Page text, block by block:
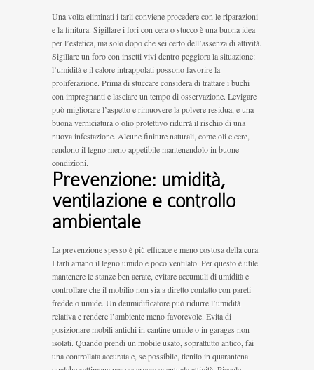
Una volta eliminati i tarli conviene procedere con le riparazioni
e la finitura. Sigillare i fori con cera o stucco è una buona idea
per l’estetica, ma solo dopo che sei certo dell’assenza di attività.
Sigillare un foro con insetti vivi dentro peggiora la situazione:
l’umidità e il calore intrappolati possono favorire la
proliferazione. Prima di stuccare considera di trattare i buchi
con impregnanti e lasciare un tempo di osservazione. Levigare
può migliorare l’aspetto e rimuovere la polvere residua, e una
buona verniciatura o olio protettivo ridurrà il rischio di una
nuova infestazione. Alcune finiture naturali, come oli e cere,
rendono il legno meno appetibile mantenendolo in buone
condizioni.
Prevenzione: umidità,
ventilazione e controllo
ambientale
La prevenzione spesso è più efficace e meno costosa della cura.
I tarli amano il legno umido e poco ventilato. Per questo è utile
mantenere le stanze ben aerate, evitare accumuli di umidità e
controllare che il mobilio non sia a diretto contatto con pareti
fredde o umide. Un deumidificatore può ridurre l’umidità
relativa e rendere l’ambiente meno favorevole. Evita di
posizionare mobili antichi in cantine umide o in garages non
isolati. Quando prendi un mobile usato, soprattutto antico, fai
una controllata accurata e, se possibile, tienilo in quarantena